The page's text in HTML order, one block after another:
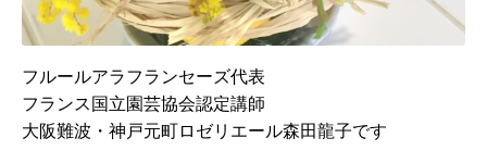
フルールアラフランセーズ代表
フランス国立園芸協会認定講師
大阪難波・神戸元町ロゼリエール森田龍子です